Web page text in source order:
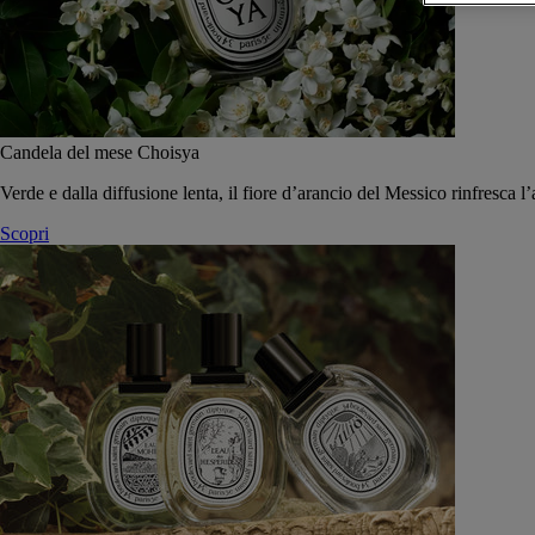
Candela del mese Choisya
Verde e dalla diffusione lenta, il fiore d’arancio del Messico rinfresca
Scopri